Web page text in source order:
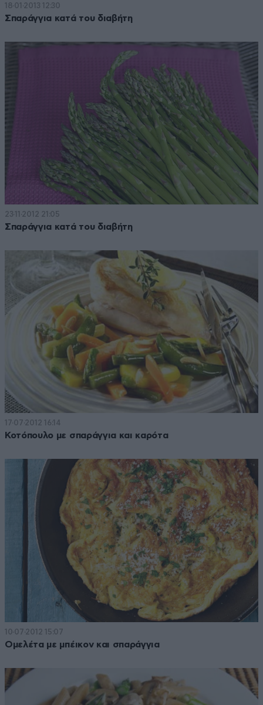
18·01·2013 12:30
Σπαράγγια κατά του διαβήτη
23·11·2012 21:05
Σπαράγγια κατά του διαβήτη
17·07·2012 16:14
Κοτόπουλο με σπαράγγια και καρότα
10·07·2012 15:07
Ομελέτα με μπέικον και σπαράγγια